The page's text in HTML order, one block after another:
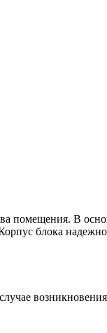
помещения. В
блока